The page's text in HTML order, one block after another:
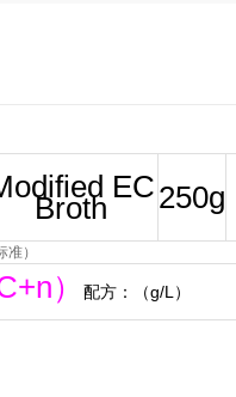
EC
Broth 250g
）
） 配方：（g/L）